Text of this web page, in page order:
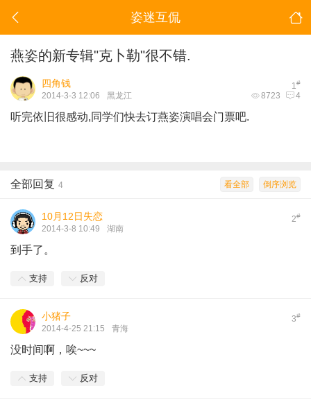
姿迷互侃
燕姿的新专辑"克卜勒"很不错.
1#
四角钱
8723 4
2014-3-3 12:06 黑龙江
听完依旧很感动,同学们快去订燕姿演唱会门票吧.
倒序浏览
看全部
全部回复 4
2#
10月12日失恋
2014-3-8 10:49 湖南
到手了。
支持 反对
3#
小猪子
2014-4-25 21:15 青海
没时间啊，唉~~~
支持 反对